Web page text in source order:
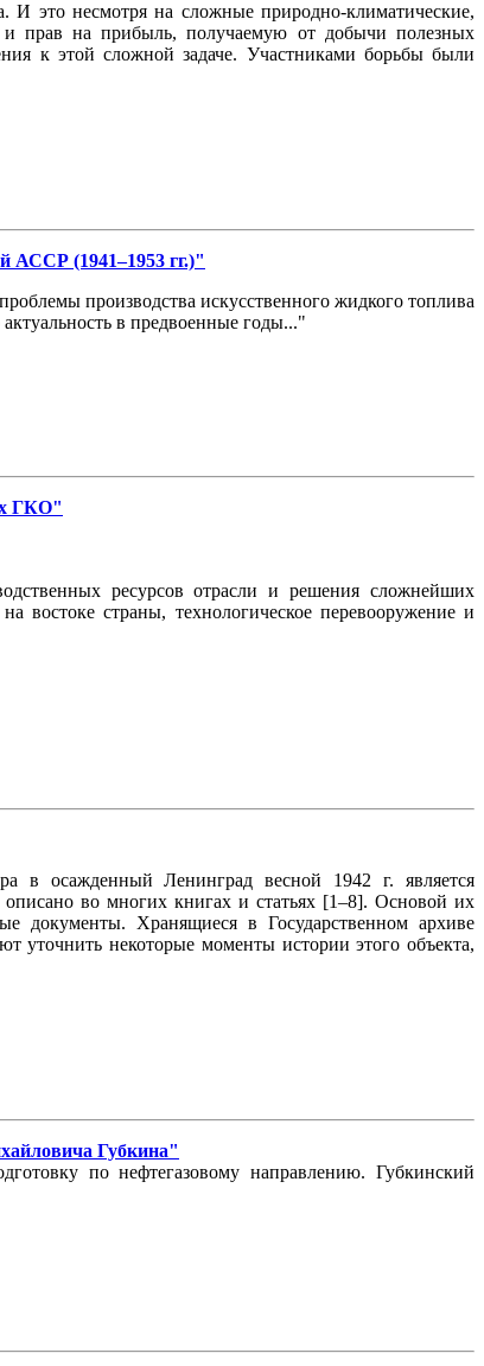
И это несмотря на сложные природно-климатические,
и прав на прибыль, получаемую от добычи полезных
к этой сложной задаче. Участниками борьбы были
АССР (1941–1953 гг.)"
производства искусственного жидкого топлива
в предвоенные годы..."
ГКО"
ресурсов отрасли и решения сложнейших
востоке страны, технологическое перевооружение и
в осажденный Ленинград весной 1942 г. является
во многих книгах и статьях [1–8]. Основой их
документы. Хранящиеся в Государственном архиве
уточнить некоторые моменты истории этого объекта,
Губкина"
по нефтегазовому направлению. Губкинский